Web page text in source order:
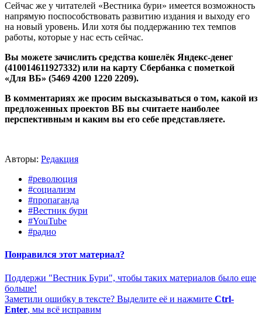
Сейчас же у читателей «Вестника бури» имеется возможность
напрямую поспособствовать развитию издания и выходу его
на новый уровень. Или хотя бы поддержанию тех темпов
работы, которые у нас есть сейчас.
Вы можете зачислить средства кошелёк Яндекс-денег
(410014611927332) или на карту Сбербанка с пометкой
«Для ВБ» (5469 4200 1220 2209).
В комментариях же просим высказываться о том, какой из
предложенных проектов ВБ вы считаете наиболее
перспективным и каким вы его себе представляете.
Авторы: Редакция
#революция
#социализм
#пропаганда
#Вестник бури
#YouTube
#радио
Понравился этот материал?
Поддержи "Вестник Бури", чтобы таких материалов было еще
больше!
Заметили ошибку в тексте? Выделите её и нажмите Ctrl-
Enter, мы всё исправим